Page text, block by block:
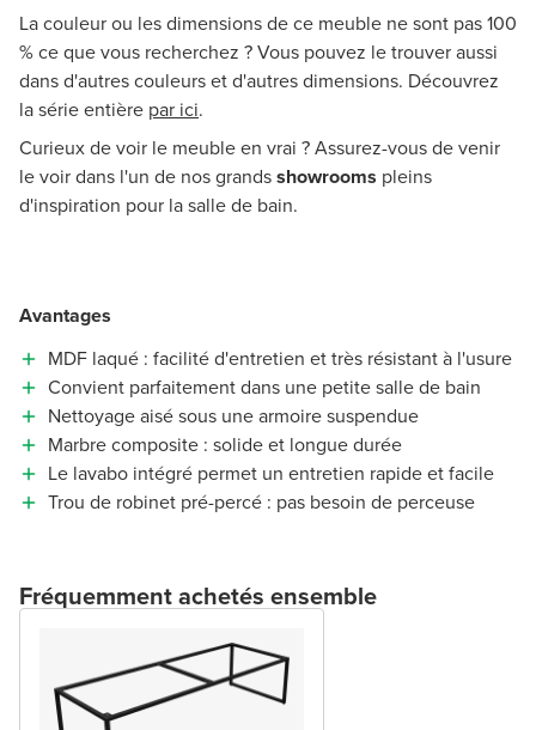
La couleur ou les dimensions de ce meuble ne sont pas 100
% ce que vous recherchez ? Vous pouvez le trouver aussi
dans d'autres couleurs et d'autres dimensions. Découvrez
la série entière par ici.
Curieux de voir le meuble en vrai ? Assurez-vous de venir
le voir dans l'un de nos grandsshowrooms pleins
d'inspiration pour la salle de bain.
Avantages
MDF laqué : facilité d'entretien et très résistant à l'usure
Convient parfaitement dans une petite salle de bain
Nettoyage aisé sous une armoire suspendue
Marbre composite : solide et longue durée
Le lavabo intégré permet un entretien rapide et facile
Trou de robinet pré-percé : pas besoin de perceuse
Fréquemment achetés ensemble